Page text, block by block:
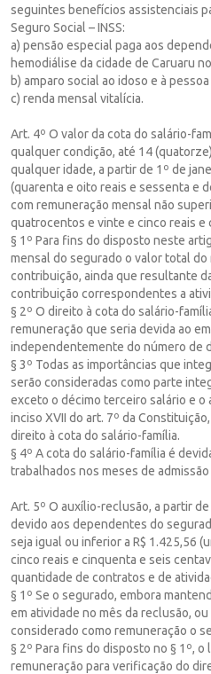
seguintes benefícios assistenciais
Seguro Social – INSS:
a) pensão especial paga aos
hemodiálise da cidade de Caruaru
b) amparo social ao idoso e à
c) renda mensal vitalícia.
Art. 4º O valor da cota do salário-
qualquer condição, até 14
qualquer idade, a partir de 1º de
(quarenta e oito reais e sessenta e
com remuneração mensal não
quatrocentos e vinte e cinco reais e
§ 1º Para fins do disposto neste
mensal do segurado o valor total
contribuição, ainda que resultante
contribuição correspondentes a
§ 2º O direito à cota do salário-
remuneração que seria devida ao
independentemente do número de
§ 3º Todas as importâncias que
serão consideradas como parte
exceto o décimo terceiro salário e
inciso XVII do art. 7º da
direito à cota do salário-família.
§ 4º A cota do salário-família é
trabalhados nos meses de
Art. 5º O auxílio-reclusão, a partir
devido aos dependentes do
seja igual ou inferior a R$ 1.425,56
cinco reais e cinquenta e seis
quantidade de contratos e de
§ 1º Se o segurado, embora
em atividade no mês da reclusão,
considerado como remuneração o
§ 2º Para fins do disposto no § 1º, o
remuneração para verificação do